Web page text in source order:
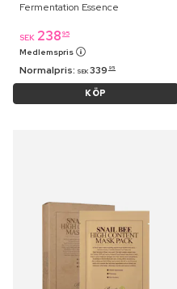
Fermentation Essence
SEK 238 95
Medlemspris
Normalpris: SEK 339 95
KÖP